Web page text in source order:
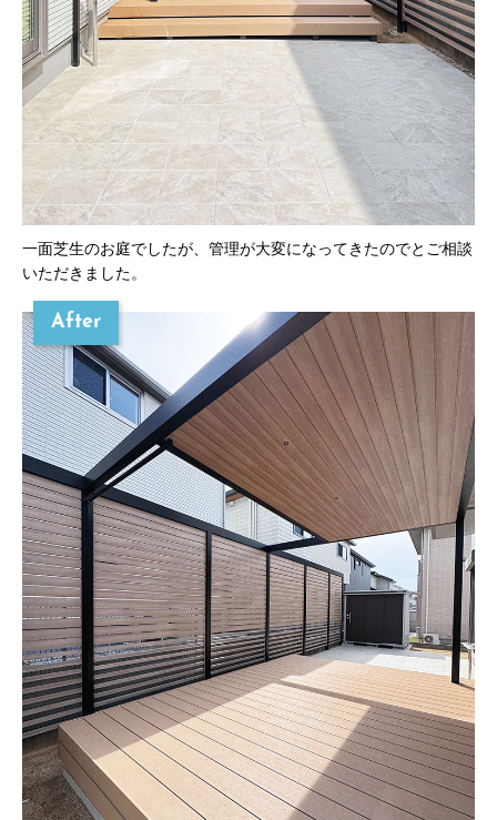
一面芝生のお庭でしたが、管理が大変になってきたのでとご相談
いただきました。
After